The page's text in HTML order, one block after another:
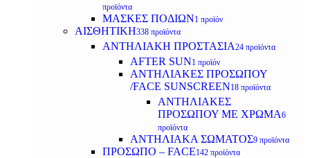
προϊόντα
ΜΑΣΚΕΣ ΠΟΔΙΩΝ1 προϊόν
ΑΙΣΘΗΤΙΚΗ338 προϊόντα
ΑΝΤΗΛΙΑΚΗ ΠΡΟΣΤΑΣΙΑ24 προϊόντα
AFTER SUN1 προϊόν
ΑΝΤΗΛΙΑΚΕΣ ΠΡΟΣΩΠΟΥ
/FACE SUNSCREEN18 προϊόντα
ΑΝΤΗΛΙΑΚΕΣ
ΠΡΟΣΩΠΟΥ ΜΕ ΧΡΩΜΑ6
προϊόντα
ΑΝΤΗΛΙΑΚΑ ΣΩΜΑΤΟΣ9 προϊόντα
ΠΡΟΣΩΠΟ – FACE142 προϊόντα